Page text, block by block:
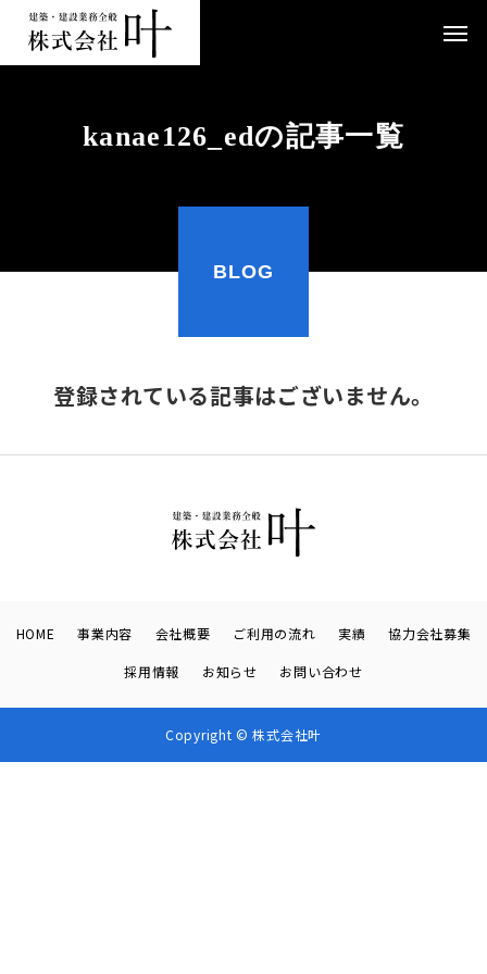
kanae126_edの記事一覧
BLOG
登録されている記事はございません。
HOME 事業内容 会社概要 ご利用の流れ 実績 協力会社募集
採用情報 お知らせ お問い合わせ
Copyright © 株式会社叶